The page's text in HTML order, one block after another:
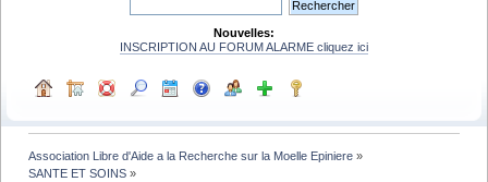
Nouvelles:
INSCRIPTION AU FORUM ALARME cliquez ici
Association Libre d'Aide a la Recherche sur la Moelle Epiniere »
SANTE ET SOINS »